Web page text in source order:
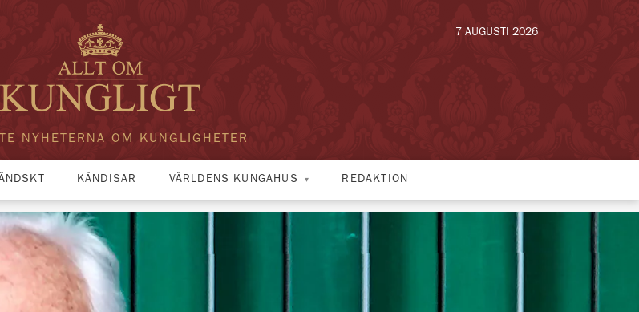
NYHETERNA OM KUNGLIGHETER
7 AUGUSTI 2026
KÄNDISAR VÄRLDENS KUNGAHUS REDAKTION